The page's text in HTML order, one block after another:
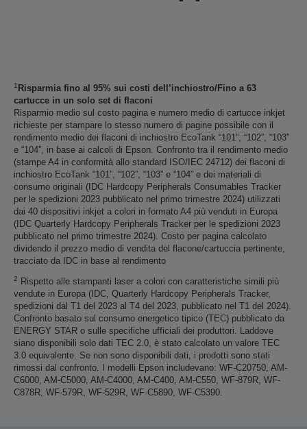
1 Risparmia fino al 95% sui costi dell’inchiostro/Fino a 63
cartucce in un solo set di flaconi
Risparmio medio sul costo pagina e numero medio di cartucce inkjet
richieste per stampare lo stesso numero di pagine possibile con il
rendimento medio dei flaconi di inchiostro EcoTank “101”, “102”, “103”
e “104”, in base ai calcoli di Epson. Confronto tra il rendimento medio
(stampe A4 in conformità allo standard ISO/IEC 24712) dei flaconi di
inchiostro EcoTank “101”, “102”, “103” e “104” e dei materiali di
consumo originali (IDC Hardcopy Peripherals Consumables Tracker
per le spedizioni 2023 pubblicato nel primo trimestre 2024) utilizzati
dai 40 dispositivi inkjet a colori in formato A4 più venduti in Europa
(IDC Quarterly Hardcopy Peripherals Tracker per le spedizioni 2023
pubblicato nel primo trimestre 2024). Costo per pagina calcolato
dividendo il prezzo medio di vendita del flacone/cartuccia pertinente,
tracciato da IDC in base al rendimento
2
Rispetto alle stampanti laser a colori con caratteristiche simili più
vendute in Europa (IDC, Quarterly Hardcopy Peripherals Tracker,
spedizioni dal T1 del 2023 al T4 del 2023, pubblicato nel T1 del 2024).
Confronto basato sul consumo energetico tipico (TEC) pubblicato da
ENERGY STAR o sulle specifiche ufficiali dei produttori. Laddove
siano disponibili solo dati TEC 2.0, è stato calcolato un valore TEC
3.0 equivalente. Se non sono disponibili dati, i prodotti sono stati
rimossi dal confronto. I modelli Epson includevano: WF-C20750, AM-
C6000, AM-C5000, AM-C4000, AM-C400, AM-C550, WF-879R, WF-
C878R, WF-579R, WF-529R, WF-C5890, WF-C5390.